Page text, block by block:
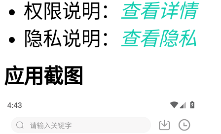
权限说明：
查看详情
隐私说明：
查看隐私
应用截图